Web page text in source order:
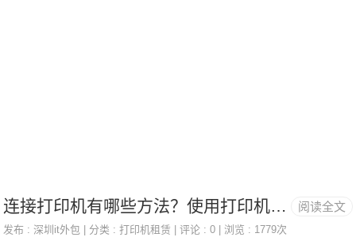
深圳罗湖IT外包公司 罗湖IT外包公司专
注IT外包服务：电脑维修、网络维护、服
阅读全文
连接打印机有哪些方法？使用打印机需要注意什么？
发布 : 深圳it外包 | 分类 :打印机租赁 | 评论 : 0 | 浏览 : 1779次